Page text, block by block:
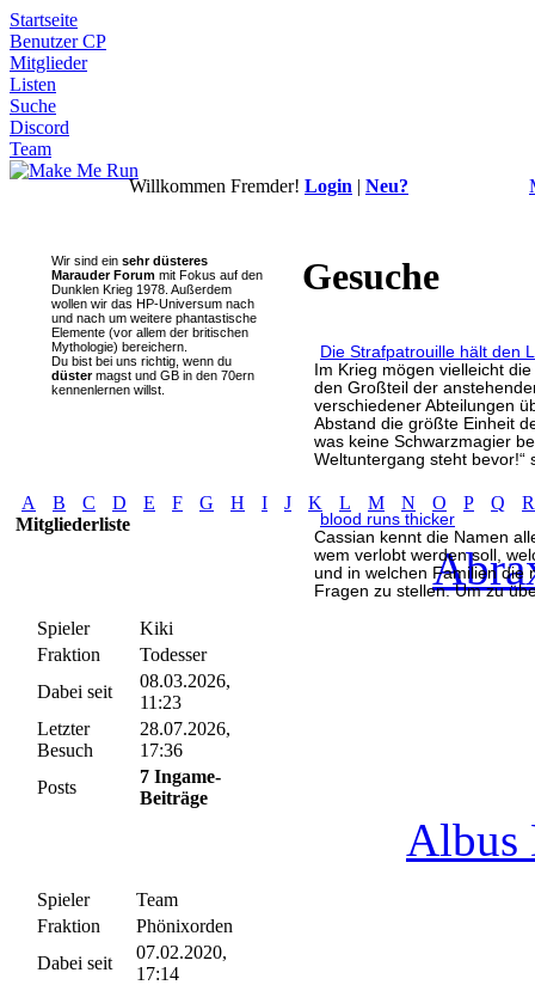
Startseite
Benutzer CP
Mitglieder
Listen
Suche
Discord
Team
Willkommen Fremder! Login | Neu?
Wir sind ein sehr düsteres
Marauder Forum mit Fokus auf den
Dunklen Krieg 1978. Außerdem
wollen wir das HP-Universum nach
und nach um weitere phantastische
Elemente (vor allem der britischen
Mythologie) bereichern.
Du bist bei uns richtig, wenn du
düstermagst und GB in den 70ern
kennenlernen willst.
Gesuche
Die Strafpatrouille hält den
Im Krieg mögen vielleicht
den Großteil der
verschiedener Abteilungen
Abstand die größte Einheit
was keine Schwarzmagier
Weltuntergang steht bevor!“
blood runs thicker
Cassian kennt die Namen
wem verlobt werden soll,
und in welchen Familien die
Fragen zu stellen. Um zu
A B C D E F G H I J K L M N O P Q
R
Mitgliederliste
Spieler
Kiki
Fraktion
Todesser
Dabei seit
08.03.2026,
11:23
Letzter
Besuch
28.07.2026,
17:36
Posts
7 Ingame-
Beiträge
Albus
Spieler
Team
Fraktion
Phönixorden
Dabei seit
07.02.2020,
17:14